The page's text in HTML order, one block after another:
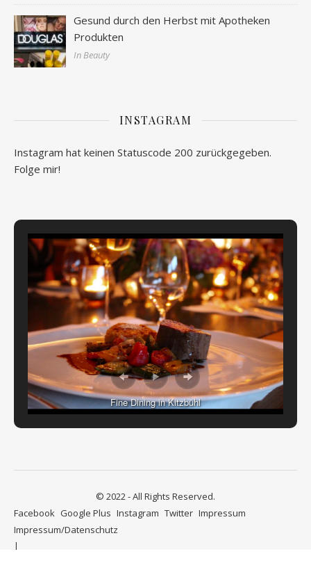
Gesund durch den Herbst mit Apotheken
Produkten
In Beauty
INSTAGRAM
Instagram hat keinen Statuscode 200 zurückgegeben.
Folge mir!
Fine Dining in Kitzbühl
© 2022 - All Rights Reserved.
Facebook Google Plus Instagram Twitter Impressum
Impressum/Datenschutz